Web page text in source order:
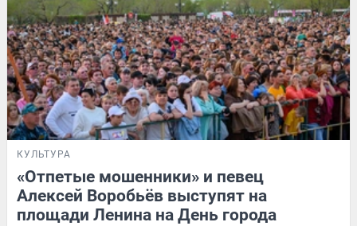
КУЛЬТУРА
«Отпетые мошенники» и певец
Алексей Воробьёв выступят на
площади Ленина на День города